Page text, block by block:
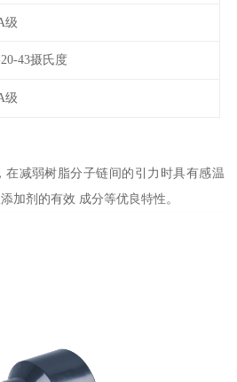
级
43摄氏度
级
在减弱树脂分子链间的引力时具有感温
加剂的有效 成分等优良特性。